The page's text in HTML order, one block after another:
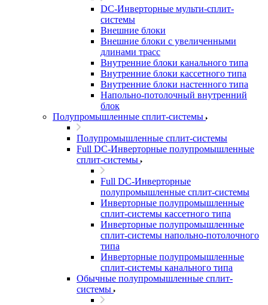
DC-Инверторные мульти-сплит-
системы
Внешние блоки
Внешние блоки с увеличенными
длинами трасс
Внутренние блоки канального типа
Внутренние блоки кассетного типа
Внутренние блоки настенного типа
Напольно-потолочный внутренний
блок
Полупромышленные сплит-системы
Полупромышленные сплит-системы
Full DC-Инверторные полупромышленные
сплит-системы
Full DC-Инверторные
полупромышленные сплит-системы
Инверторные полупромышленные
сплит-системы кассетного типа
Инверторные полупромышленные
сплит-системы напольно-потолочного
типа
Инверторные полупромышленные
сплит-системы канального типа
Обычные полупромышленные сплит-
системы